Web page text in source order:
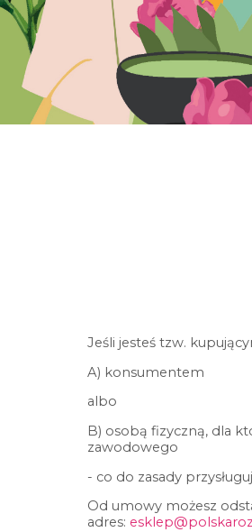
Jeśli jesteś tzw.
A) konsumentem
albo
B) osobą fizyczną, dla
zawodowego
- co do zasady
Od umowy możesz
adres: